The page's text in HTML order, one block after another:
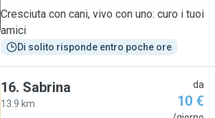
Cresciuta con cani, vivo con uno: curo i tuoi
amici
Di solito risponde entro poche ore
16. Sabrina
13.9 km
da
10 €